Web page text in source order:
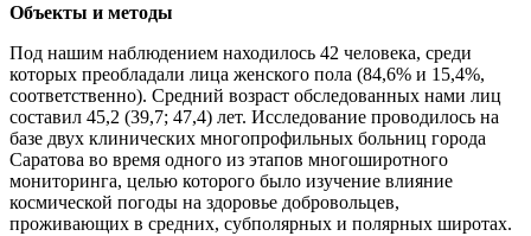
Объекты и методы
Под нашим наблюдением находилось 42 человека, среди
которых преобладали лица женского пола (84,6% и 15,4%,
соответственно). Средний возраст обследованных нами лиц
составил 45,2 (39,7; 47,4) лет. Исследование проводилось на
базе двух клинических многопрофильных больниц города
Саратова во время одного из этапов многоширотного
мониторинга, целью которого было изучение влияние
космической погоды на здоровье добровольцев,
проживающих в средних, субполярных и полярных широтах.